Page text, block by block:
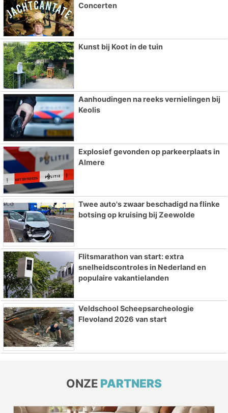
Concerten
Kunst bij Koot in de tuin
Aanhoudingen na reeks vernielingen bij
Keolis
Explosief gevonden op parkeerplaats in
Almere
Twee auto's zwaar beschadigd na flinke
botsing op kruising bij Zeewolde
Flitsmarathon van start: extra
snelheidscontroles in Nederland en
populaire vakantielanden
Veldschool Scheepsarcheologie
Flevoland 2026 van start
ONZE PARTNERS